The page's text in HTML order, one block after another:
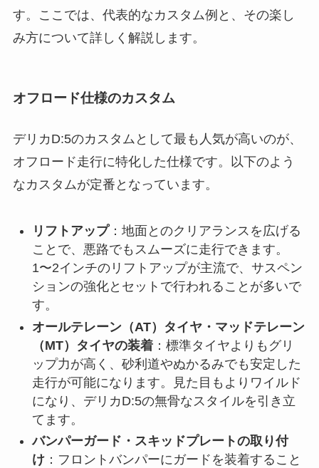
す。ここでは、代表的なカスタム例と、その楽し
み方について詳しく解説します。
オフロード仕様のカスタム
デリカD:5のカスタムとして最も人気が高いのが、
オフロード走行に特化した仕様です。以下のよう
なカスタムが定番となっています。
リフトアップ：地面とのクリアランスを広げる
ことで、悪路でもスムーズに走行できます。
1〜2インチのリフトアップが主流で、サスペン
ションの強化とセットで行われることが多いで
す。
オールテレーン（AT）タイヤ・マッドテレーン
（MT）タイヤの装着：標準タイヤよりもグリ
ップ力が高く、砂利道やぬかるみでも安定した
走行が可能になります。見た目もよりワイルド
になり、デリカD:5の無骨なスタイルを引き立
てます。
バンパーガード・スキッドプレートの取り付
け：フロントバンパーにガードを装着すること